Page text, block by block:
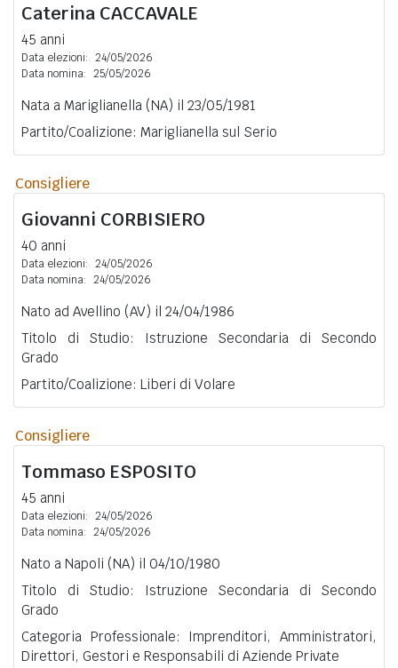
Caterina CACCAVALE
45 anni
Data elezioni: 24/05/2026
Data nomina: 25/05/2026
Nata a Mariglianella (NA) il 23/05/1981
Partito/Coalizione: Mariglianella sul Serio
Consigliere
Giovanni CORBISIERO
40 anni
Data elezioni: 24/05/2026
Data nomina: 24/05/2026
Nato ad Avellino (AV) il 24/04/1986
Titolo di Studio: Istruzione Secondaria di Secondo
Grado
Partito/Coalizione: Liberi di Volare
Consigliere
Tommaso ESPOSITO
45 anni
Data elezioni: 24/05/2026
Data nomina: 24/05/2026
Nato a Napoli (NA) il 04/10/1980
Titolo di Studio: Istruzione Secondaria di Secondo
Grado
Categoria Professionale: Imprenditori, Amministratori,
Direttori, Gestori e Responsabili di Aziende Private